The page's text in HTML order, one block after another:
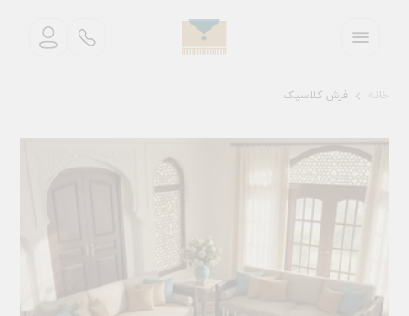
خانه فرش کلاسیک